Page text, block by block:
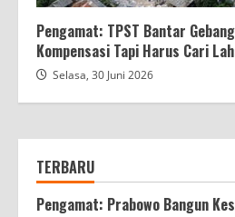
Pengamat: TPST Bantar
Kompensasi Tapi Harus Cari
Selasa, 30 Juni 2026
TERBARU
Pengamat: Prabowo Bangun